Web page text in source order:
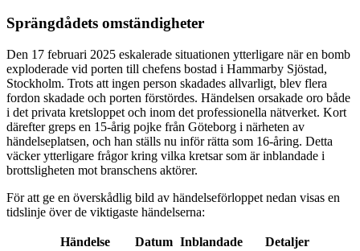
Sprängdådets omständigheter
Den 17 februari 2025 eskalerade situationen ytterligare när en bomb
exploderade vid porten till chefens bostad i Hammarby Sjöstad,
Stockholm. Trots att ingen person skadades allvarligt, blev flera
fordon skadade och porten förstördes. Händelsen orsakade oro både
i det privata kretsloppet och inom det professionella nätverket. Kort
därefter greps en 15-årig pojke från Göteborg i närheten av
händelseplatsen, och han ställs nu inför rätta som 16-åring. Detta
väcker ytterligare frågor kring vilka kretsar som är inblandade i
brottsligheten mot branschens aktörer.
För att ge en överskådlig bild av händelseförloppet nedan visas en
tidslinje över de viktigaste händelserna:
Händelse Datum Inblandade Detaljer